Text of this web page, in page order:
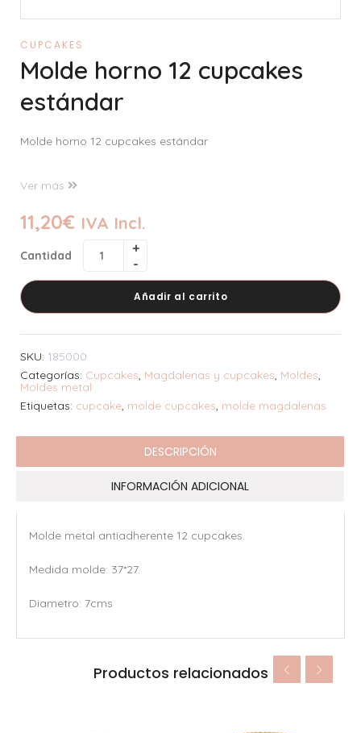
CUPCAKES
Molde horno 12 cupcakes
estándar
Molde horno 12 cupcakes estándar
Ver más
11,20€ IVA Incl.
Cantidad
Añadir al carrito
SKU: 185000
Categorías: Cupcakes, Magdalenas y cupcakes, Moldes,
Moldes metal
Etiquetas: cupcake, molde cupcakes, molde magdalenas
DESCRIPCIÓN
INFORMACIÓN ADICIONAL
Molde metal antiadherente 12 cupcakes.
Medida molde: 37*27.
Diametro: 7cms
Productos relacionados